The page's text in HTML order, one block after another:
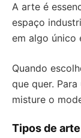
A arte é
espaço
em algo único
Quando
que quer.
misture o
Tipos de